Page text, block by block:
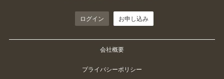
ログイン お申し込み
会社概要
プライバシーポリシー